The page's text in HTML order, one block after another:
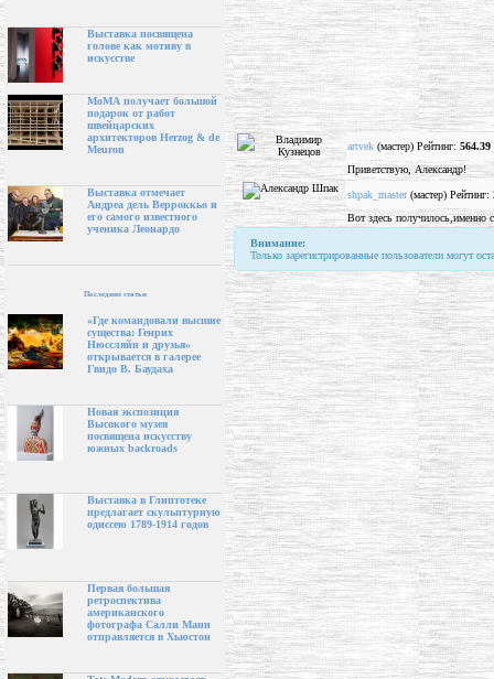
Выставка посвящена
голове как мотиву в
искусстве
МоМА получает большой
подарок от работ
швейцарских
архитекторов Herzog & de
Meuron
Выставка отмечает
Андреа дель Верроккьо и
его самого известного
ученика Леонардо
Последние статьи
«Где командовали высшие
существа: Генрих
Нюссляйн и друзья»
открывается в галерее
Гвидо В. Баудаха
Новая экспозиция
Высокого музея
посвящена искусству
южных backroads
Выставка в Глиптотеке
предлагает скульптурную
одиссею 1789-1914 годов
Первая большая
ретроспектива
американского
фотографа Салли Манн
отправляется в Хьюстон
artvek (мастер) Рейтинг: 564.39
Приветствую, Александр!
shpak_master(мастер) Рейтинг:
Вот здесь получилось,именно
Внимание:
Только зарегистрированные пользователи могут